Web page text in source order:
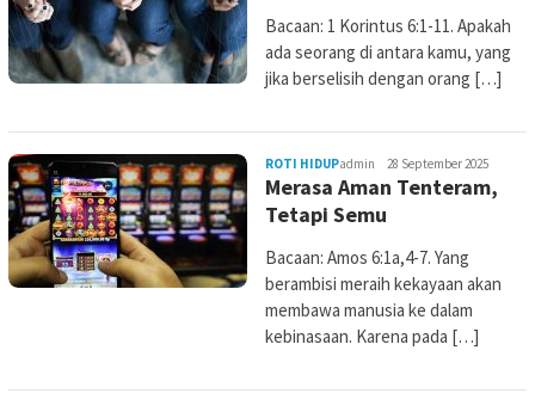
Bacaan: 1 Korintus 6:1-11. Apakah
ada seorang di antara kamu, yang
jika berselisih dengan orang […]
ROTI HIDUPadmin 28 September 2025
Merasa Aman Tenteram,
Tetapi Semu
Bacaan: Amos 6:1a,4-7. Yang
berambisi meraih kekayaan akan
membawa manusia ke dalam
kebinasaan. Karena pada […]